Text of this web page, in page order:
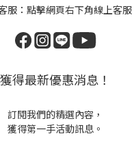
服：點擊網頁右下角線上客服
獲得最新優惠消息！
訂閱我們的精選內容，
獲得第一手活動訊息。